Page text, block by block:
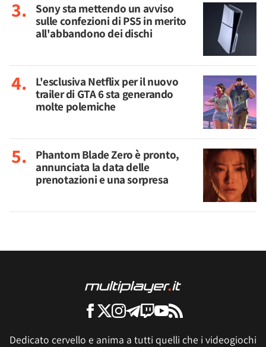
Sony sta mettendo un avviso
sulle confezioni di PS5 in merito
all'abbandono dei dischi
L'esclusiva Netflix per il nuovo
trailer di GTA 6 sta generando
molte polemiche
Phantom Blade Zero è pronto,
annunciata la data delle
prenotazioni e una sorpresa
Dedicato cervello e anima a tutti quelli che i videogiochi